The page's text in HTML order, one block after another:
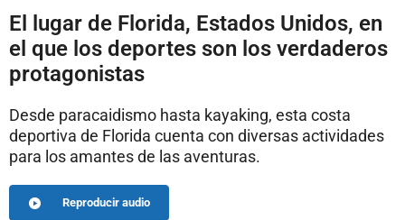
El lugar de Florida, Estados Unidos, en
el que los deportes son los verdaderos
protagonistas
Desde paracaidismo hasta kayaking, esta costa
deportiva de Florida cuenta con diversas actividades
para los amantes de las aventuras.
Reproducir audio